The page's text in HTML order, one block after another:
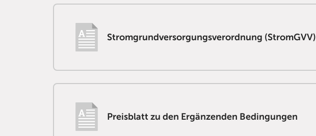
Stromgrundversorgungsverordnung (StromGVV)
Preisblatt zu den Ergänzenden Bedingungen